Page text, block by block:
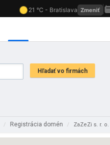
/ Registrácia domén / ZaZeZi s. r. o.